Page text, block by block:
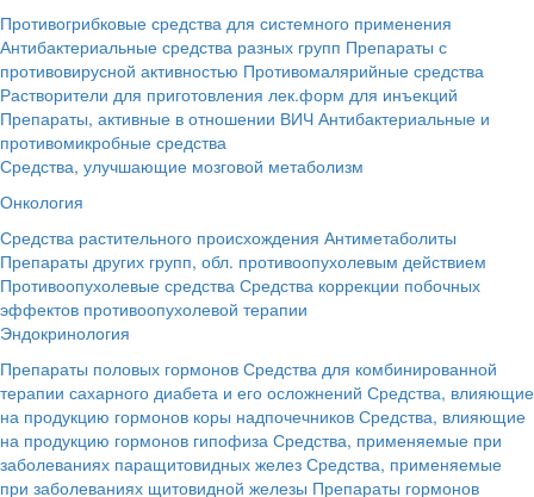
Противогрибковые средства для системного применения
Антибактериальные средства разных групп Препараты с
противовирусной активностью Противомалярийные средства
Растворители для приготовления лек.форм для инъекций
Препараты, активные в отношении ВИЧ Антибактериальные и
противомикробные средства
Средства, улучшающие мозговой метаболизм
Онкология
Средства растительного происхождения Антиметаболиты
Препараты других групп, обл. противоопухолевым действием
Противоопухолевые средства Средства коррекции побочных
эффектов противоопухолевой терапии
Эндокринология
Препараты половых гормонов Средства для комбинированной
терапии сахарного диабета и его осложнений Средства, влияющие
на продукцию гормонов коры надпочечников Средства, влияющие
на продукцию гормонов гипофиза Средства, применяемые при
заболеваниях паращитовидных желез Средства, применяемые
при заболеваниях щитовидной железы Препараты гормонов